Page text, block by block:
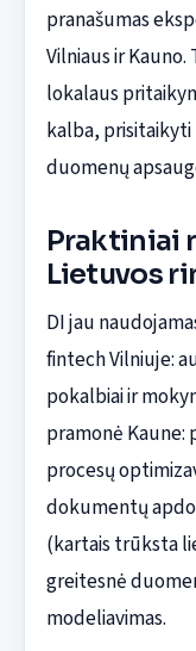
pranašumas
Vilniaus ir
lokalaus
kalba, prisitaikyti
duomenų
Praktiniai
Lietuvos
DI jau
fintech Vilniuje:
pokalbiai ir
pramonė Kaune:
procesų
dokumentų
(kartais trūksta
greitesnė
modeliavimas.